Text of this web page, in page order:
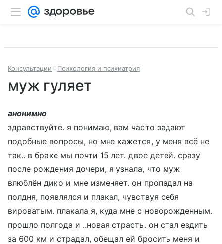
Консультации Психология и психиатрия
муж гуляет
анонимно
здравствуйте. я понимаю, вам часто задают
подобные вопросы, но мне кажется, у меня всё не
так.. в браке мы почти 15 лет. двое детей. сразу
после рождения дочери, я узнала, что муж
влюблён дико и мне изменяет. он пропадал на
полдня, появлялся и плакал, чувствуя себя
вироватым. плакала я, куда мне с новорожденным.
прошло полгода и ..новая страсть. он стал ездить
за 600 км и страдал, обещал ей бросить меня и